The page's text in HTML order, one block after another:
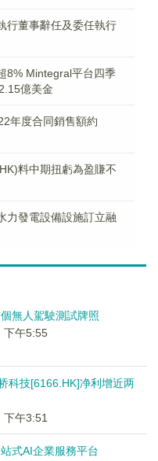
行董事辭任及委任執行
8% Mintegral平台四季
億美金
年度合同銷售額約
料中期扭虧為盈賺不
力發電設備設施訂立融
無人駕駛測試牌照
下午5:55
科技[6166.HK]净利增近两
午3:51
式AI企業服務平台